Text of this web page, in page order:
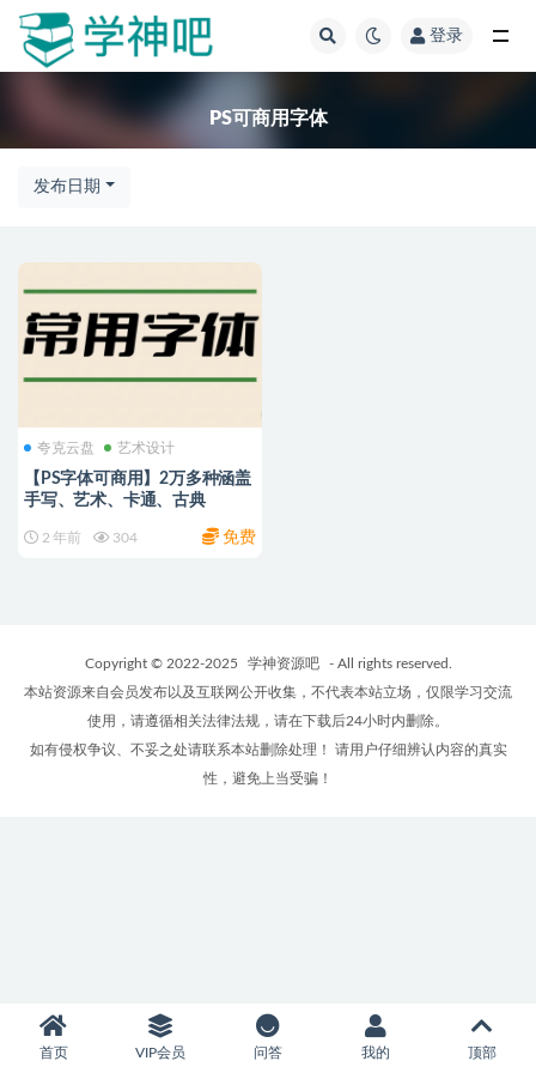
登录
PS可商用字体
发布日期
夸克云盘 艺术设计
【PS字体可商用】2万多种涵盖
手写、艺术、卡通、古典
2 年前 304 免费
Copyright © 2022-2025 学神资源吧
- All rights reserved.
本站资源来自会员发布以及互联网公开收集，不代表本站立场，仅限学习交流
使用，请遵循相关法律法规，请在下载后24小时内删除。
如有侵权争议、不妥之处请联系本站删除处理！ 请用户仔细辨认内容的真实
性，避免上当受骗！
首页 VIP会员 问答 我的 顶部